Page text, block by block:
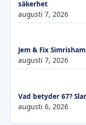
säkerhet
augusti 7, 2026
Jem & Fix
augusti 7, 2026
Vad betyder 67?
augusti 6, 2026